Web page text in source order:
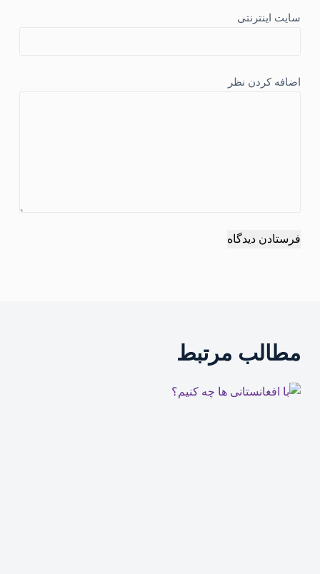
سایت اینترنتی
اضافه کردن نظر
فرستادن دیدگاه
مطالب مرتبط